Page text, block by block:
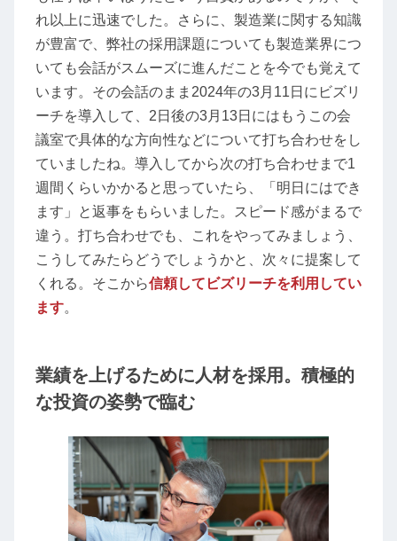
れ以上に迅速でした。さらに、製造業に関する知識
が豊富で、弊社の採用課題についても製造業界につ
いても会話がスムーズに進んだことを今でも覚えて
います。その会話のまま2024年の3月11日にビズリ
ーチを導入して、2日後の3月13日にはもうこの会
議室で具体的な方向性などについて打ち合わせをし
ていましたね。導入してから次の打ち合わせまで1
週間くらいかかると思っていたら、「明日にはでき
ます」と返事をもらいました。スピード感がまるで
違う。打ち合わせでも、これをやってみましょう、
こうしてみたらどうでしょうかと、次々に提案して
くれる。そこから信頼してビズリーチを利用してい
ます。
業績を上げるために人材を採用。積極的
な投資の姿勢で臨む